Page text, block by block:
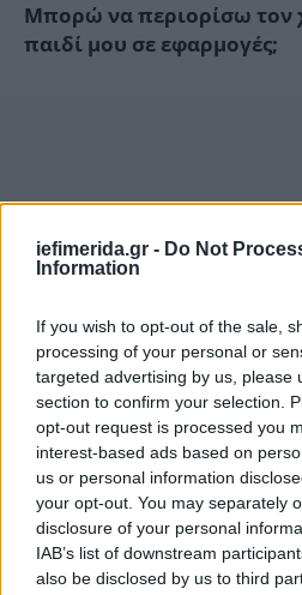
iefimerida.gr - Do Not
Information
If you wish to opt-out of the sale,
processing of your personal or
targeted advertising by us, please
section to confirm your selection.
opt-out request is processed you
interest-based ads based on
us or personal information
your opt-out. You may separately
disclosure of your personal
IAB’s list of downstream
also be disclosed by us to third
Μπορώ να περιορίσω τον
παιδί μου σε εφαρμογές;
Ναι, τα εργαλεία γονικού
να ορίσετε χρονικά όρια για
συγκεκριμένων εφαρμογών
χρήση της συσκευής.